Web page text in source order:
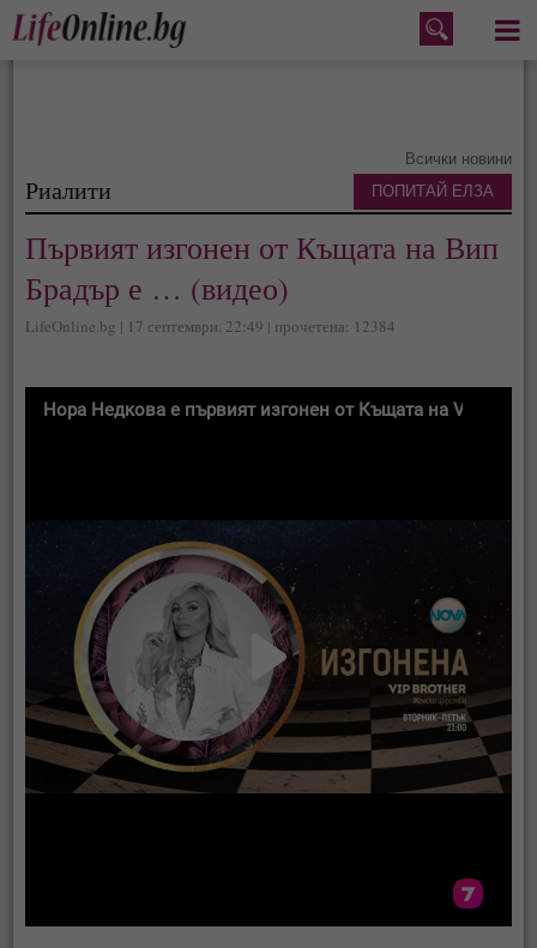
Меню
Всички новини
Риалити
Първият изгонен от Къщата на Вип
Брадър е … (видео)
LifeOnline.bg | 17 септември, 22:49 | прочетена: 12384
ПОПИТАЙ ЕЛЗА